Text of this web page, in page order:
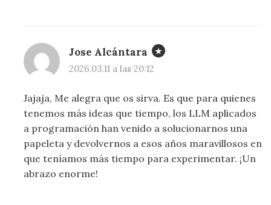
Jose Alcántara
2026.03.11 a las 20:12
Jajaja, Me alegra que os sirva. Es que para quienes
tenemos más ideas que tiempo, los LLM aplicados
a programación han venido a solucionarnos una
papeleta y devolvernos a esos años maravillosos en
que teníamos más tiempo para experimentar. ¡Un
abrazo enorme!